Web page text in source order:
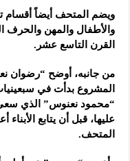
ويضم المتحف أيضاً
والأطفال والمهن والحرف
القرن التاسع عشر.
من جانبه، أوضح “رضوان
المشروع بدأت في
“محمود نعنوس” الذي
عليها، قبل أن يتابع
المتحف.